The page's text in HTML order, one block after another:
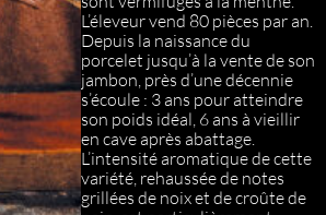
L’éleveur vend 80 pièces par an.
Depuis la naissance du
porcelet jusqu’à la vente de son
jambon, près d’une décennie
s’écoule : 3 ans pour atteindre
son poids idéal, 6 ans à vieillir
en cave après abattage.
L’intensité aromatique de cette
variété, rehaussée de notes
grillées de noix et de croûte de